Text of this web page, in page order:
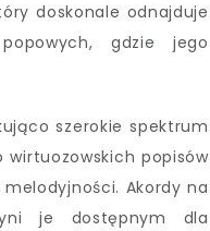
doskonale odnajduje
gdzie jego
szerokie spektrum
popisów
Akordy na
je dostępnym dla